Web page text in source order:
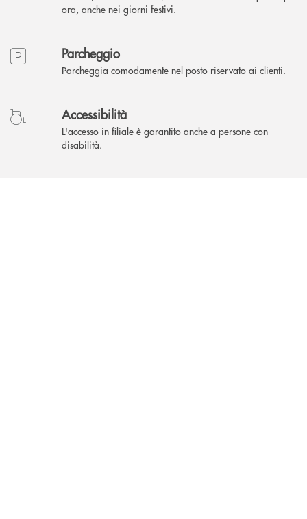
ora, anche nei giorni festivi.
Parcheggio
Parcheggia comodamente nel posto riservato ai clienti.
Accessibilità
L'accesso in filiale è garantito anche a persone con
disabilità.